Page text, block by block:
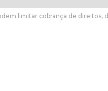
limitar cobrança de direitos,